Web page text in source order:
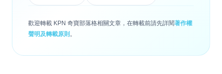
歡迎轉載 KPN 奇寶部落格相關文章，在轉載前請先詳閱著作權
聲明及轉載原則 。